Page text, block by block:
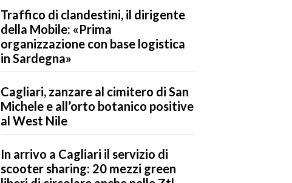
Traffico di clandestini, il dirigente
della Mobile: «Prima
organizzazione con base logistica
in Sardegna»
Cagliari, zanzare al cimitero di San
Michele e all’orto botanico positive
al West Nile
In arrivo a Cagliari il servizio di
scooter sharing: 20 mezzi green